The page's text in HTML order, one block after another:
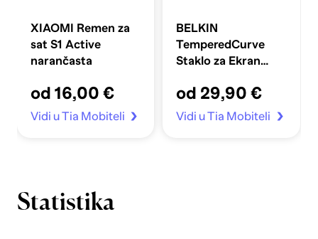
XIAOMI Remen za
sat S1 Active
narančasta
od 16,00 €
Vidi u Tia Mobiteli
BELKIN
TemperedCurve
Staklo za Ekran
40/41mm prozirno
od 29,90 €
Vidi u Tia Mobiteli
Statistika